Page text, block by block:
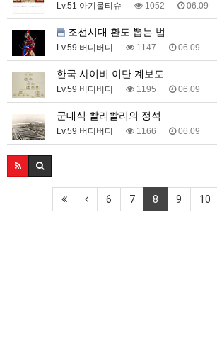
Lv.51 아기물티슈 1052 06.09
조선시대 환도 뽑는 법
Lv.59 버디버디 1147 06.09
한국 사이비 이단 계보도
Lv.59 버디버디 1195 06.09
군대식 빨리빨리의 정석
Lv.59 버디버디 1166 06.09
6 7 8 9 10